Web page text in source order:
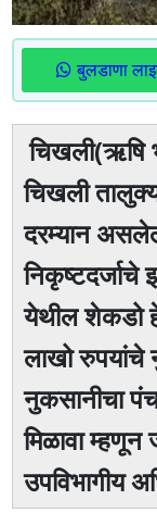
बुलडाणा
चिखली(ऋषि
चिखली
दरम्यान
येथील शेकडो
लाखो
नुकसानीचा
मिळावा
उपविभागीय